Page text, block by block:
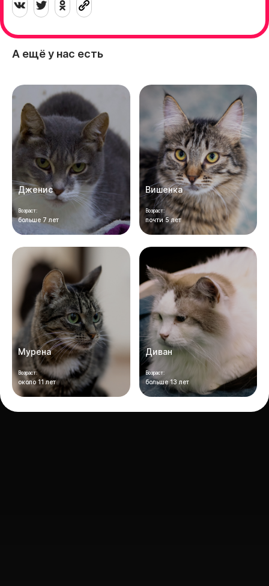
А ещё у нас есть
Дженис
Возраст:
больше 7 лет
Вишенка
Возраст:
почти 5 лет
Мурена
Возраст:
около 11 лет
Диван
Возраст:
больше 13 лет